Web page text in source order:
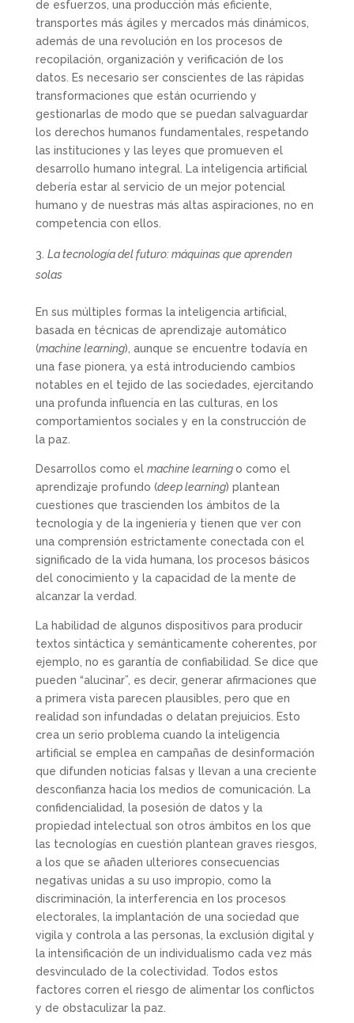
de esfuerzos, una producción más eficiente,
transportes más ágiles y mercados más dinámicos,
además de una revolución en los procesos de
recopilación, organización y verificación de los
datos. Es necesario ser conscientes de las rápidas
transformaciones que están ocurriendo y
gestionarlas de modo que se puedan salvaguardar
los derechos humanos fundamentales, respetando
las instituciones y las leyes que promueven el
desarrollo humano integral. La inteligencia artificial
debería estar al servicio de un mejor potencial
humano y de nuestras más altas aspiraciones, no en
competencia con ellos.
La tecnología del futuro: máquinas que aprenden
solas
En sus múltiples formas la inteligencia artificial,
basada en técnicas de aprendizaje automático
(machine learning), aunque se encuentre todavía en
una fase pionera, ya está introduciendo cambios
notables en el tejido de las sociedades, ejercitando
una profunda influencia en las culturas, en los
comportamientos sociales y en la construcción de
la paz.
Desarrollos como el machine learning o como el
aprendizaje profundo (deep learning) plantean
cuestiones que trascienden los ámbitos de la
tecnología y de la ingeniería y tienen que ver con
una comprensión estrictamente conectada con el
significado de la vida humana, los procesos básicos
del conocimiento y la capacidad de la mente de
alcanzar la verdad.
La habilidad de algunos dispositivos para producir
textos sintáctica y semánticamente coherentes, por
ejemplo, no es garantía de confiabilidad. Se dice que
pueden “alucinar”, es decir, generar afirmaciones que
a primera vista parecen plausibles, pero que en
realidad son infundadas o delatan prejuicios. Esto
crea un serio problema cuando la inteligencia
artificial se emplea en campañas de desinformación
que difunden noticias falsas y llevan a una creciente
desconfianza hacia los medios de comunicación. La
confidencialidad, la posesión de datos y la
propiedad intelectual son otros ámbitos en los que
las tecnologías en cuestión plantean graves riesgos,
a los que se añaden ulteriores consecuencias
negativas unidas a su uso impropio, como la
discriminación, la interferencia en los procesos
electorales, la implantación de una sociedad que
vigila y controla a las personas, la exclusión digital y
la intensificación de un individualismo cada vez más
desvinculado de la colectividad. Todos estos
factores corren el riesgo de alimentar los conflictos
y de obstaculizar la paz.